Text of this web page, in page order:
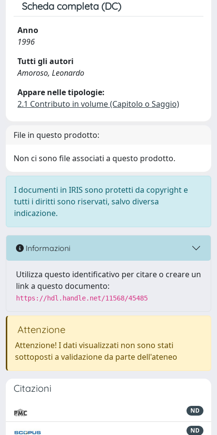
Scheda completa (DC)
Anno
1996
Tutti gli autori
Amoroso, Leonardo
Appare nelle tipologie:
2.1 Contributo in volume (Capitolo o Saggio)
File in questo prodotto:
Non ci sono file associati a questo prodotto.
I documenti in IRIS sono protetti da copyright e
tutti i diritti sono riservati, salvo diversa
indicazione.
Informazioni
Utilizza questo identificativo per citare o creare un
link a questo documento:
https://hdl.handle.net/11568/45485
Attenzione
Attenzione! I dati visualizzati non sono stati
sottoposti a validazione da parte dell'ateneo
Citazioni
ND
ND